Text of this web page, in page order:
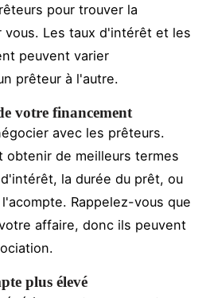
pour trouver la
vous. Les taux d'intérêt et les
peuvent varier
prêteur à l'autre.
votre financement
avec les prêteurs.
obtenir de meilleurs termes
la durée du prêt, ou
Rappelez-vous que
affaire, donc ils peuvent
plus élevé